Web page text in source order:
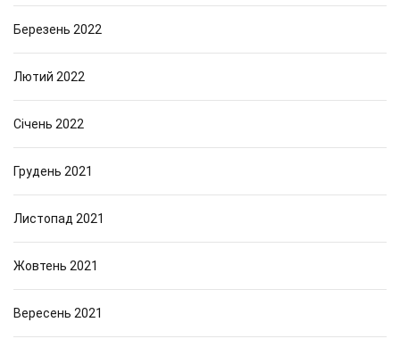
Березень 2022
Лютий 2022
Січень 2022
Грудень 2021
Листопад 2021
Жовтень 2021
Вересень 2021